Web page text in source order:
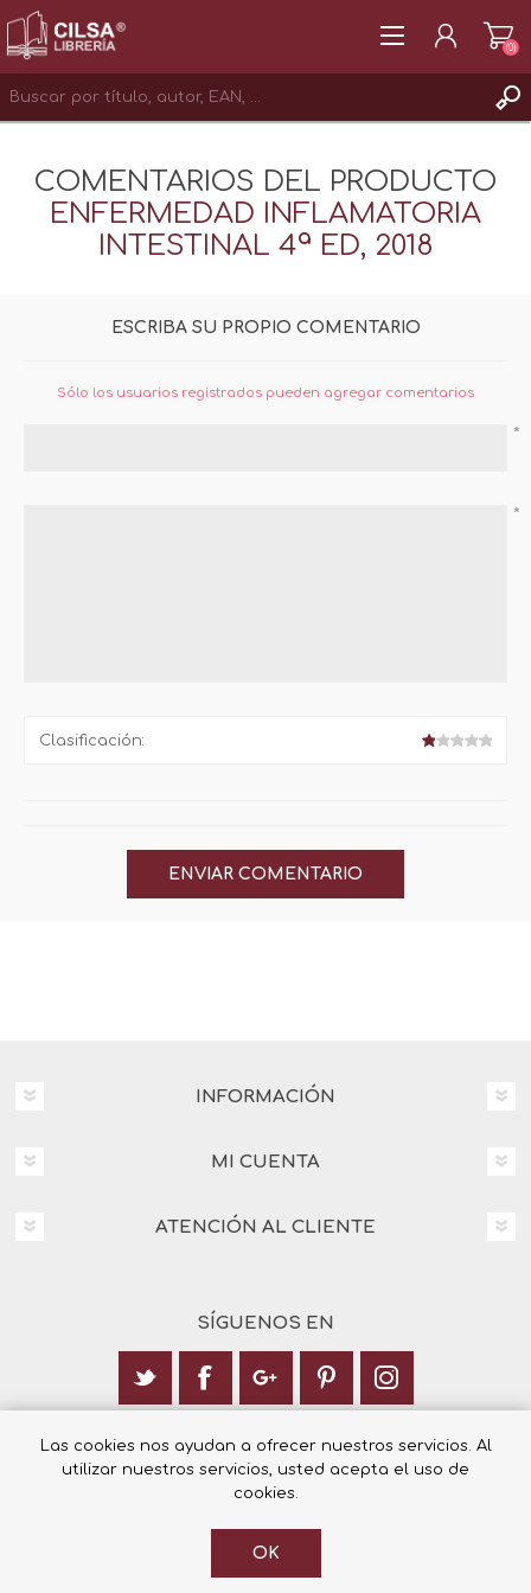
INICIAR SESIÓN
(0)
COMENTARIOS DEL PRODUCTO
ENFERMEDAD INFLAMATORIA
INTESTINAL 4ª ED, 2018
ESCRIBA SU PROPIO COMENTARIO
Sólo los usuarios registrados pueden agregar comentarios
*
*
Clasificación:
INFORMACIÓN
MI CUENTA
ATENCIÓN AL CLIENTE
SÍGUENOS EN
Calle Italia 6, 03003 Alicante
+34 965 12 23 55
Las cookies nos ayudan a ofrecer nuestros servicios. Al
utilizar nuestros servicios, usted acepta el uso de
cookies.
OK